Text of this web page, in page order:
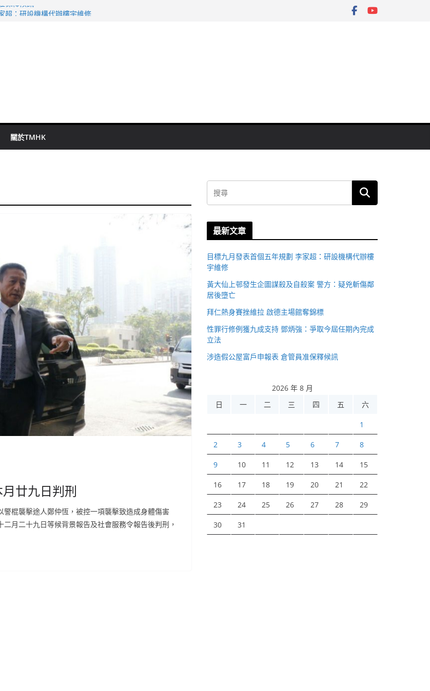
保釋候訊
關於TMHK
廿九日判刑
棍襲擊途人鄭仲恆，被控一項襲擊致造成身體傷害
月二十九日等候背景報告及社會服務令報告後判刑，
最新文章
目標九月發表首個五年規劃 李家超：研設機構代辦樓
宇維修
黃大仙上邨發生企圖謀殺及自殺案 警方：疑兇斬傷鄰
居後墮亡
拜仁熱身賽挫維拉 啟德主場館奪錦標
性罪行修例獲九成支持 鄧炳強：爭取今屆任期內完成
立法
涉造假公屋富戶申報表 倉管員准保釋候訊
2026 年 8 月
日
一 二 三 四 五 六
1
2 3 4 5 6 7 8
9 10 11 12 13 14 15
16 17 18 19 20 21 22
23 24 25 26 27 28 29
30 31